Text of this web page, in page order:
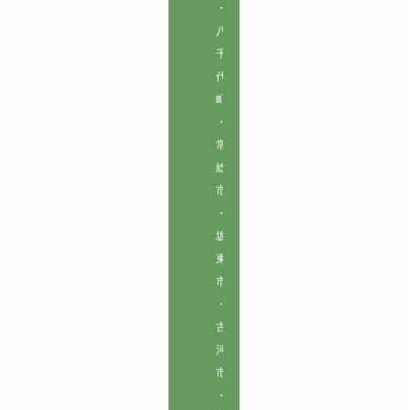
・
八
千
代
町
・
常
総
市
・
坂
東
市
・
古
河
市
・